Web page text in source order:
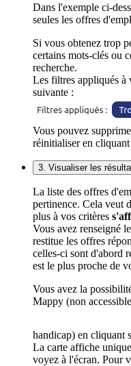
Dans l'exemple ci-
seules les offres
Si vous obtenez trop
certains mots-clés ou
recherche.
Les filtres appliqués à
suivante :
Vous pouvez
réinitialiser en
3. Visualiser les
La liste des offres
pertinence. Cela veut
plus à vos critères
Vous avez renseigné
restitue les offres
celles-ci sont d'abord
est le plus proche de
Vous avez la
Mappy (non
handicap) en cliquant
La carte affiche
voyez à l'écran. Pour